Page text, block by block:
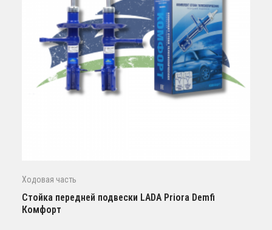
Ходовая часть
Стойка передней подвески LADA Priora Demfi
Комфорт